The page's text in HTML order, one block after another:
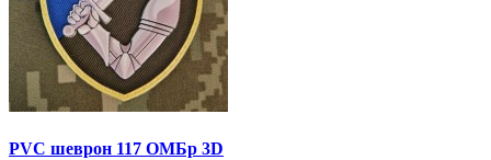
PVC шеврон 117 ОМБр 3D